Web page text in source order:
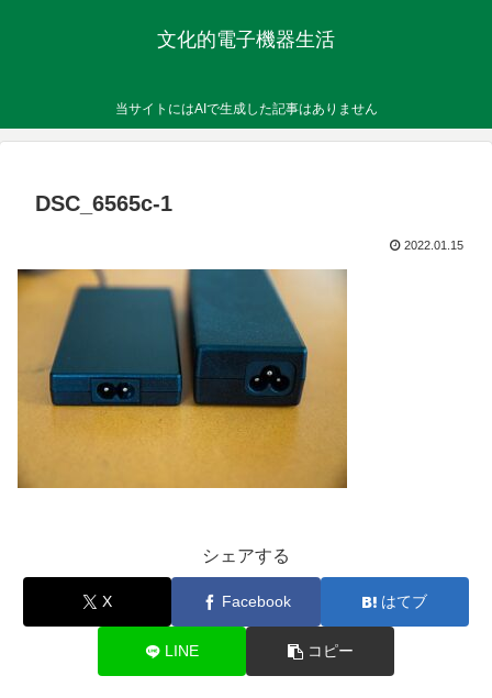
文化的電子機器生活
当サイトにはAIで生成した記事はありません
DSC_6565c-1
2022.01.15
シェアする
X Facebook はてブ
LINE コピー